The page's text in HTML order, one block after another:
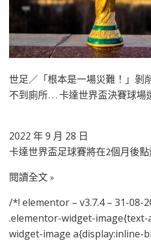
世足／「根本是一場災難！」剝
不到廁所… 卡達世界盃決賽球場
2022 年 9 月 28 日
卡達世界盃足球賽將在2個月後
閱讀全文 »
/*! elementor – v3.7.4 – 31-08-
.elementor-widget-
widget-image a{display:inline-